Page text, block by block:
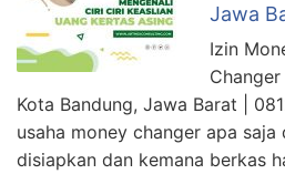
Jawa
Izin
Kota Bandung, Jawa Barat |
usaha money changer apa
disiapkan dan kemana berkas